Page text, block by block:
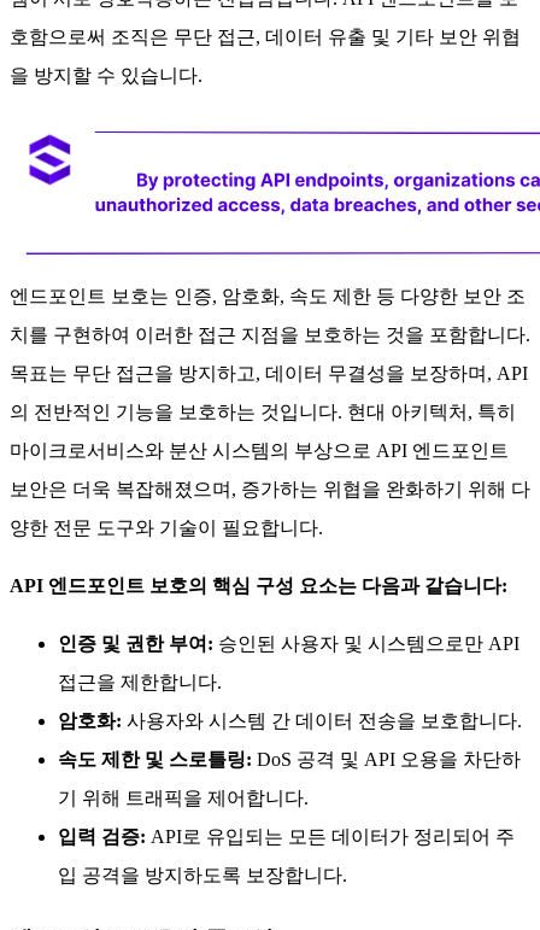
호함으로써 조직은 무단 접근, 데이터 유출 및 기타 보안 위협
을 방지할 수 있습니다.
엔드포인트 보호는 인증, 암호화, 속도 제한 등 다양한 보안 조
치를 구현하여 이러한 접근 지점을 보호하는 것을 포함합니다.
목표는 무단 접근을 방지하고, 데이터 무결성을 보장하며, API
의 전반적인 기능을 보호하는 것입니다. 현대 아키텍처, 특히
마이크로서비스와 분산 시스템의 부상으로 API 엔드포인트
보안은 더욱 복잡해졌으며, 증가하는 위협을 완화하기 위해 다
양한 전문 도구와 기술이 필요합니다.
API 엔드포인트 보호의 핵심 구성 요소는 다음과 같습니다:
인증 및 권한 부여: 승인된 사용자 및 시스템으로만 API
접근을 제한합니다.
암호화: 사용자와 시스템 간 데이터 전송을 보호합니다.
속도 제한 및 스로틀링: DoS 공격 및 API 오용을 차단하
기 위해 트래픽을 제어합니다.
입력 검증: API로 유입되는 모든 데이터가 정리되어 주
입 공격을 방지하도록 보장합니다.